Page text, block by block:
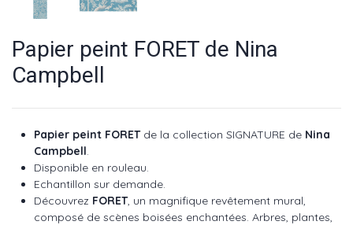
Papier peint FORET de Nina
Campbell
Papier peint FORET de la collection SIGNATURE de Nina
Campbell
Disponible en rouleau.
Echantillon sur demande.
Découvrez FORET, un magnifique revêtement mural,
composé de scènes boisées enchantées. Arbres, plantes,